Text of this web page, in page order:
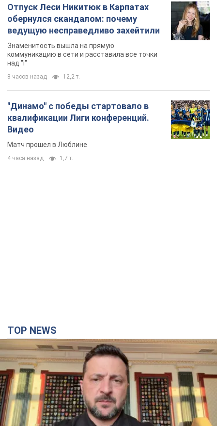
Отпуск Леси Никитюк в Карпатах
обернулся скандалом: почему
ведущую несправедливо захейтили
Знаменитость вышла на прямую
коммуникацию в сети и расставила все точки
над "i"
8 часов назад 12,2 т.
"Динамо" с победы стартовало в
квалификации Лиги конференций.
Видео
Матч прошел в Люблине
4 часа назад 1,7 т.
TOP NEWS